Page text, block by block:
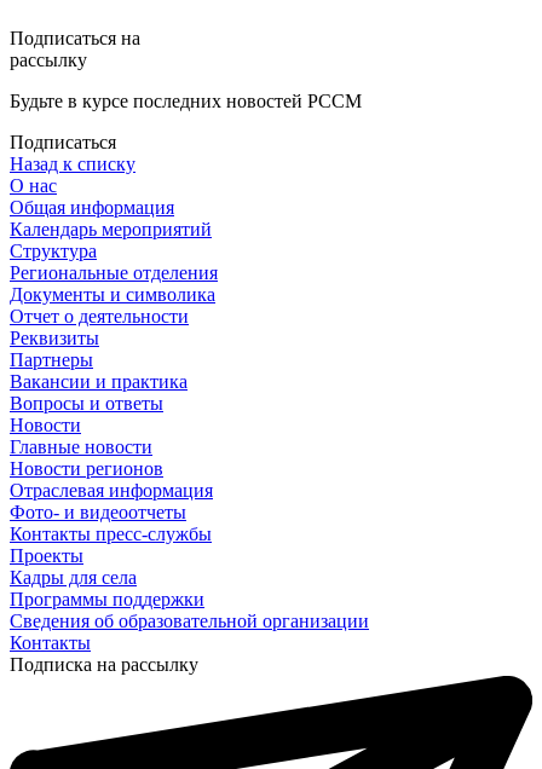
Подписаться на
рассылку
Будьте в курсе последних новостей РССМ
Подписаться
Назад к списку
О нас
Общая информация
Календарь мероприятий
Структура
Региональные отделения
Документы и символика
Отчет о деятельности
Реквизиты
Партнеры
Вакансии и практика
Вопросы и ответы
Новости
Главные новости
Новости регионов
Отраслевая информация
Фото- и видеоотчеты
Контакты пресс-службы
Проекты
Кадры для села
Программы поддержки
Сведения об образовательной организации
Контакты
Подписка на рассылку